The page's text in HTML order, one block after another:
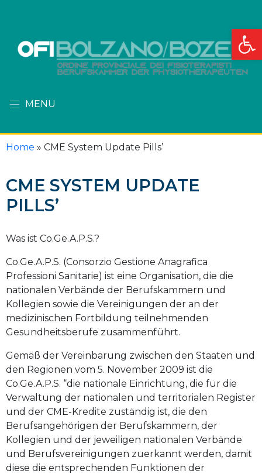
Apri
MENU
Home » CME System Update Pills’
CME SYSTEM UPDATE
PILLS’
Was ist Co.Ge.A.P.S.?
Co.Ge.A.P.S. (Consorzio Gestione Anagrafica
Professioni Sanitarie) ist eine Organisation, die die
nationalen Verbände der Berufskammern und
Kollegien sowie die Vereinigungen der an der
medizinischen Fortbildung teilnehmenden
Gesundheitsberufe zusammenführt.
Gemäß der Vereinbarung zwischen den Staaten und
den Regionen vom 5. November 2009 ist die
Co.Ge.A.P.S. “die nationale Einrichtung, die für die
Verwaltung der nationalen und territorialen Register
und der CME-Kredite zuständig ist, die den
Berufsangehörigen der Berufskammern, der
Kollegien und der jeweiligen nationalen Verbände
und Berufsvereinigungen zuerkannt werden, damit
diese die entsprechenden Funktionen der